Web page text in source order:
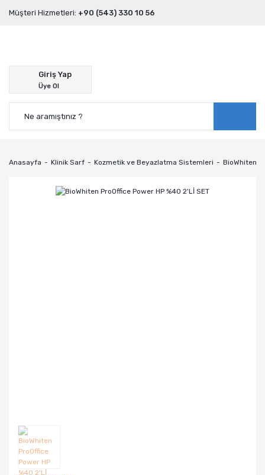
Müşteri Hizmetleri: +90 (543) 330 10 56
Giriş Yap
Üye Ol
Anasayfa Klinik Sarf Kozmetik ve Beyazlatma Sistemleri BioWhiten